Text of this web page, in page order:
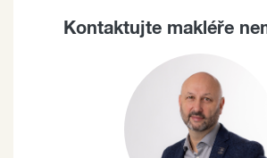
Kontaktujte makléře